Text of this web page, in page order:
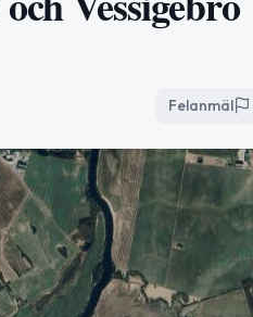
Felanmäl